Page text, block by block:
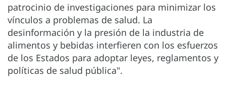
patrocinio de investigaciones para minimizar los
vínculos a problemas de salud. La
desinformación y la presión de la industria de
alimentos y bebidas interfieren con los esfuerzos
de los Estados para adoptar leyes, reglamentos y
políticas de salud pública".